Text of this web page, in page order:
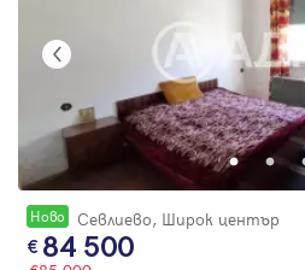
Новo Севлиево, Широк център
84 500